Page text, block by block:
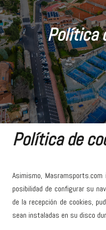
Política
Política de
Asimismo,
posibilidad de configurar su
de la recepción de cookies,
sean instaladas en su disco